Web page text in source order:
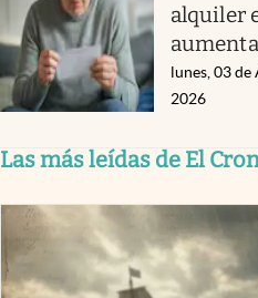
alquiler
lunes, 03 de
2026
Las más leídas de El